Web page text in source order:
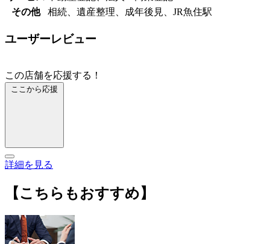
その他
相続、遺産整理、成年後見、JR魚住駅
ユーザーレビュー
この店舗を応援する！
ここから応援
詳細を見る
【こちらもおすすめ】